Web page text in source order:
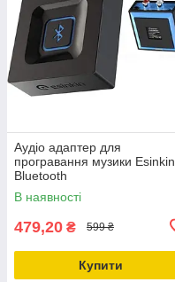
Аудіо адаптер для
програвання музики Esinkin
Bluetooth
В наявності
479,20 ₴ 599 ₴
Купити